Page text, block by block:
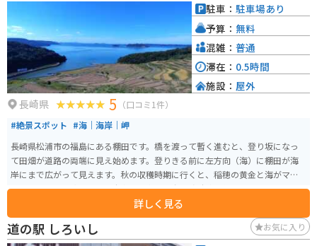
長崎県 5 （口コミ1件）
#絶景スポット #海｜海岸｜岬
長崎県松浦市の福島にある棚田です。橋を渡って暫く進むと、登り坂になっ
て田畑が道路の両端に見え始めます。登りきる前に左方向（海）に棚田が海
岸にまで広がって見えます。秋の収穫時期に行くと、稲穂の黄金と海がマッ
チして、とても綺麗です。駐車場は車で10台程度駐車可能です。
詳しく見る
駐車： 駐車場あり
予算： 無料
混雑： 普通
滞在： 0.5時間
施設： 屋外
道の駅 しろいし お気に入り